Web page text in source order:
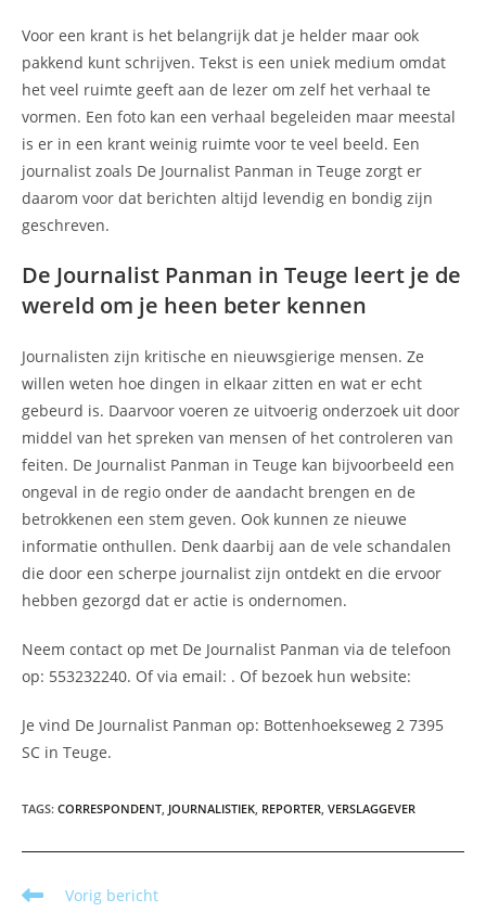
Voor een krant is het belangrijk dat je helder maar ook
pakkend kunt schrijven. Tekst is een uniek medium omdat
het veel ruimte geeft aan de lezer om zelf het verhaal te
vormen. Een foto kan een verhaal begeleiden maar meestal
is er in een krant weinig ruimte voor te veel beeld. Een
journalist zoals De Journalist Panman in Teuge zorgt er
daarom voor dat berichten altijd levendig en bondig zijn
geschreven.
De Journalist Panman in Teuge leert je de
wereld om je heen beter kennen
Journalisten zijn kritische en nieuwsgierige mensen. Ze
willen weten hoe dingen in elkaar zitten en wat er echt
gebeurd is. Daarvoor voeren ze uitvoerig onderzoek uit door
middel van het spreken van mensen of het controleren van
feiten. De Journalist Panman in Teuge kan bijvoorbeeld een
ongeval in de regio onder de aandacht brengen en de
betrokkenen een stem geven. Ook kunnen ze nieuwe
informatie onthullen. Denk daarbij aan de vele schandalen
die door een scherpe journalist zijn ontdekt en die ervoor
hebben gezorgd dat er actie is ondernomen.
Neem contact op met De Journalist Panman via de telefoon
op: 553232240. Of via email: . Of bezoek hun website:
Je vind De Journalist Panman op: Bottenhoekseweg 2 7395
SC in Teuge.
TAGS: CORRESPONDENT JOURNALISTIEK REPORTER VERSLAGGEVER
Lees
Vorig bericht